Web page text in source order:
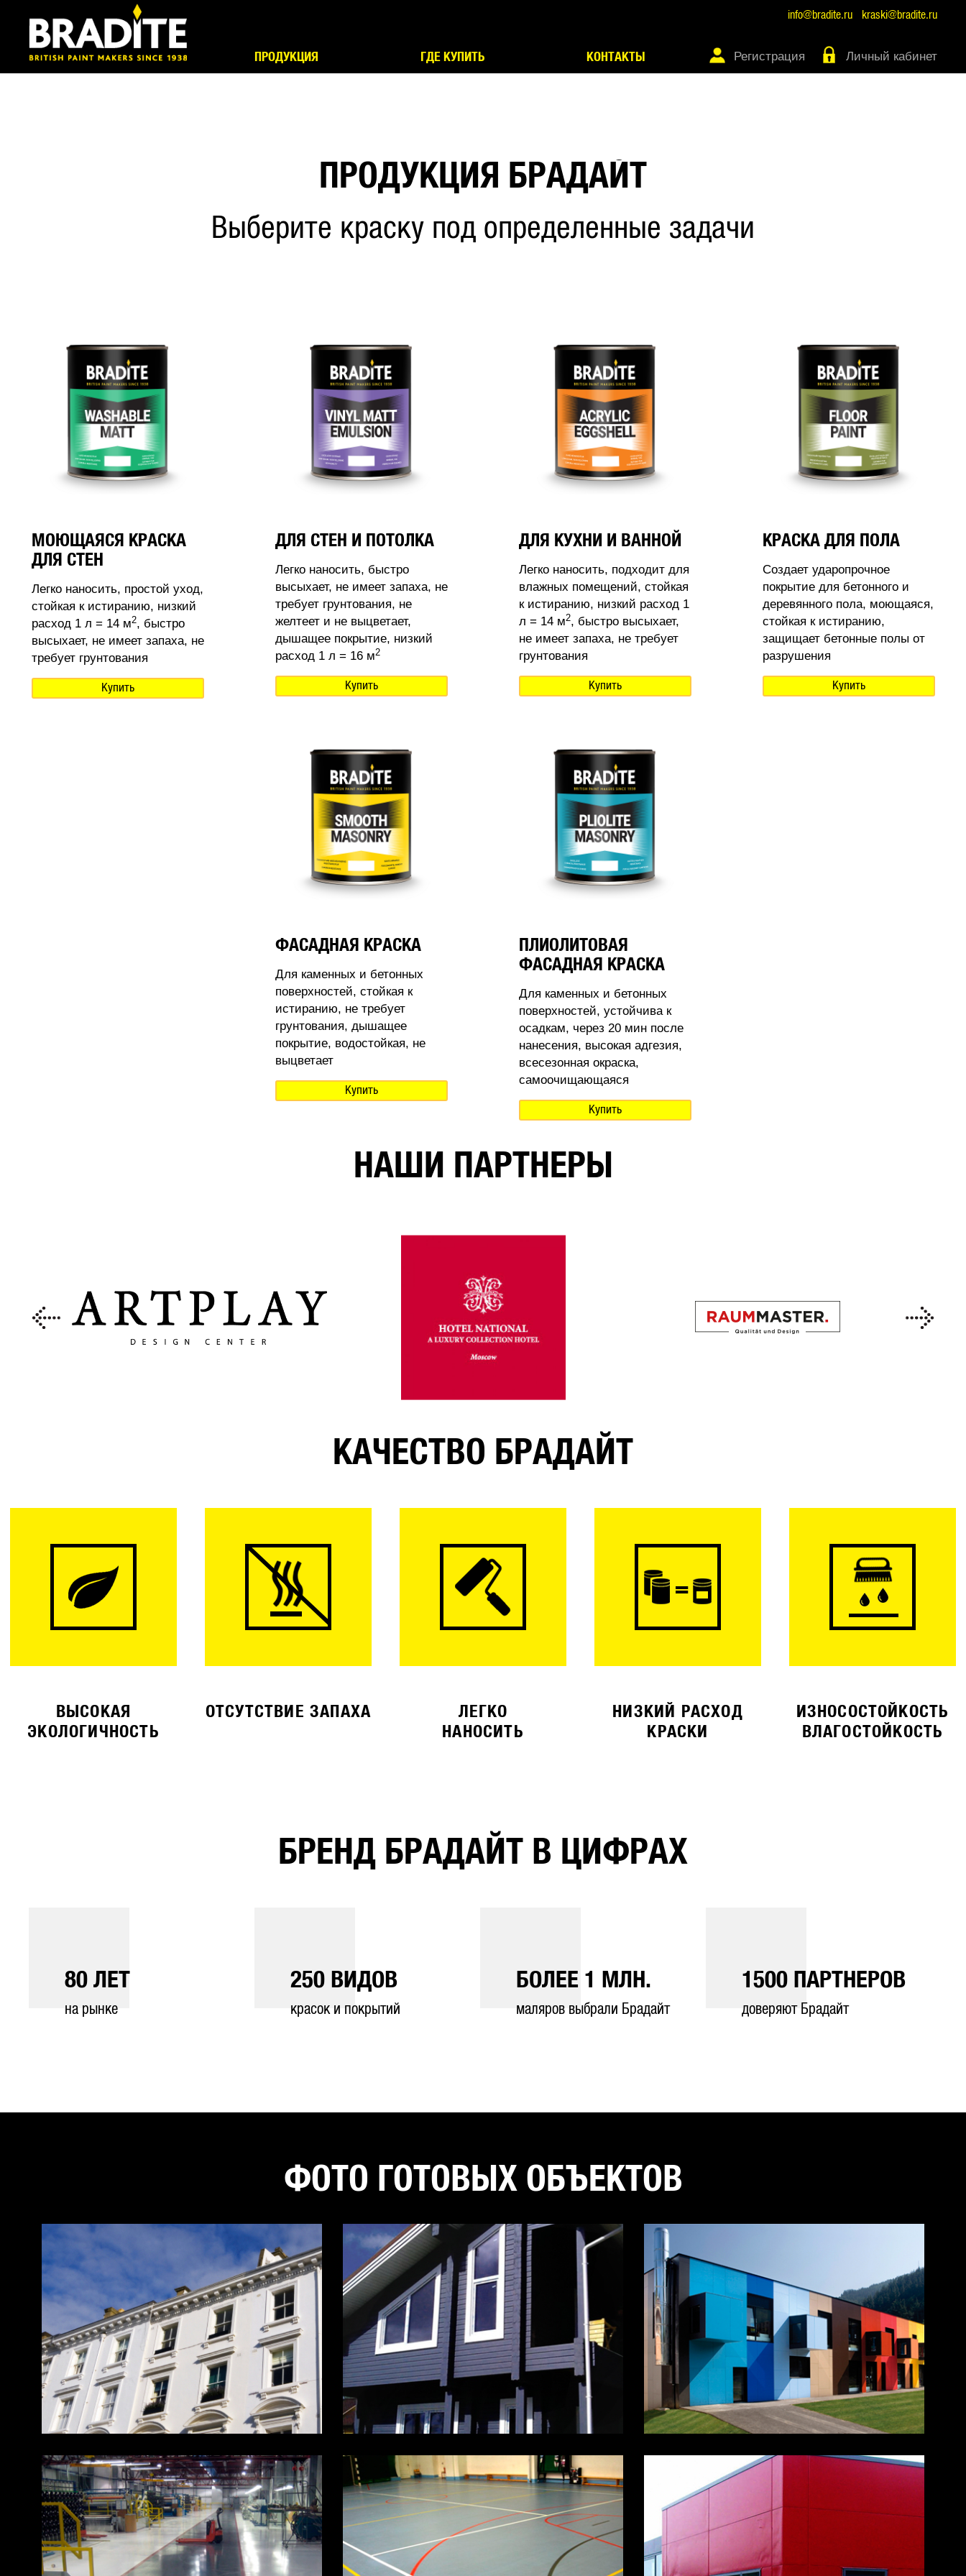
info@bradite.ru kraski@bradite.ru
ПРОДУКЦИЯ ГДЕ КУПИТЬ КОНТАКТЫ Регистрация Личный кабинет
ПРОДУКЦИЯ БРАДАЙТ
Выберите краску под определенные задачи
МОЮЩАЯСЯ КРАСКА
ДЛЯ СТЕН
Легко наносить, простой уход,
стойкая к истиранию, низкий
расход 1 л = 14 м2, быстро
высыхает, не имеет запаха, не
требует грунтования
Купить
ДЛЯ СТЕН И ПОТОЛКА
Легко наносить, быстро
высыхает, не имеет запаха, не
требует грунтования, не
желтеет и не выцветает,
дышащее покрытие, низкий
расход 1 л = 16 м2
Купить
ДЛЯ КУХНИ И ВАННОЙ
Легко наносить, подходит для
влажных помещений, стойкая
к истиранию, низкий расход 1
л = 14 м2, быстро высыхает,
не имеет запаха, не требует
грунтования
Купить
КРАСКА ДЛЯ ПОЛА
Создает ударопрочное
покрытие для бетонного и
деревянного пола, моющаяся,
стойкая к истиранию,
защищает бетонные полы от
разрушения
Купить
ФАСАДНАЯ КРАСКА
Для каменных и бетонных
поверхностей, стойкая к
истиранию, не требует
грунтования, дышащее
покрытие, водостойкая, не
выцветает
Купить
ПЛИОЛИТОВАЯ
ФАСАДНАЯ КРАСКА
Для каменных и бетонных
поверхностей, устойчива к
осадкам, через 20 мин после
нанесения, высокая адгезия,
всесезонная окраска,
самоочищающаяся
Купить
НАШИ ПАРТНЕРЫ
Previous
КАЧЕСТВО БРАДАЙТ
ВЫСОКАЯ
ЭКОЛОГИЧНОСТЬ
ОТСУТСТВИЕ ЗАПАХА
ЛЕГКО
НАНОСИТЬ
НИЗКИЙ РАСХОД
КРАСКИ
ИЗНОСОСТОЙКОСТЬ
ВЛАГОСТОЙКОСТЬ
БРЕНД БРАДАЙТ В ЦИФРАХ
80 ЛЕТ
на рынке
250 ВИДОВ
красок и покрытий
БОЛЕЕ 1 МЛН.
маляров выбрали Брадайт
1500 ПАРТНЕРОВ
доверяют Брадайт
ФОТО ГОТОВЫХ ОБЪЕКТОВ